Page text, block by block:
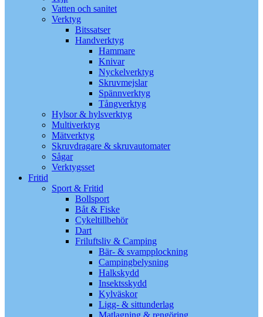
Vatten och sanitet
Verktyg
Bitssatser
Handverktyg
Hammare
Knivar
Nyckelverktyg
Skruvmejslar
Spännverktyg
Tångverktyg
Hylsor & hylsverktyg
Multiverktyg
Mätverktyg
Skruvdragare & skruvautomater
Sågar
Verktygsset
Fritid
Sport & Fritid
Bollsport
Båt & Fiske
Cykeltillbehör
Dart
Friluftsliv & Camping
Bär- & svampplockning
Campingbelysning
Halkskydd
Insektsskydd
Kylväskor
Ligg- & sittunderlag
Matlagning & rengöring